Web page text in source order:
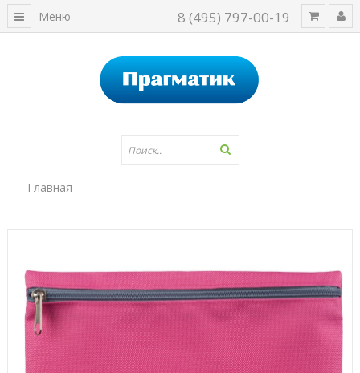
8 (495) 797-00-19
Меню
Главная